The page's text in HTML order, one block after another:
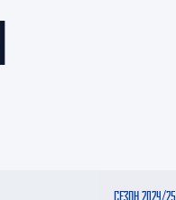
СЕЗОН 2024/25